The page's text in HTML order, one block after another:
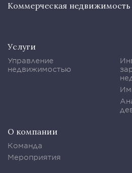
Коммерческая недвижимость
Услуги
Управление
недвижимостью
О компании
Команда
Мероприятия